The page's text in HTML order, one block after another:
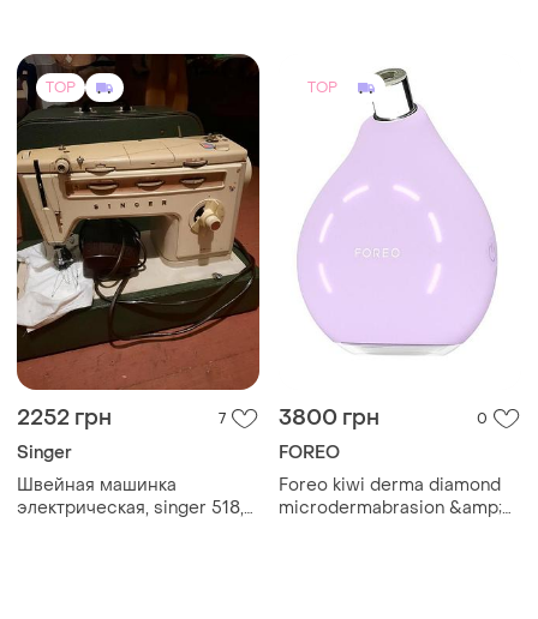
TOP
2252 грн 7
Singer
Швейная машинка
электрическая, singer 518,
TOP
3800 грн 0
FOREO
Foreo kiwi derma diamond
microdermabrasion &amp;